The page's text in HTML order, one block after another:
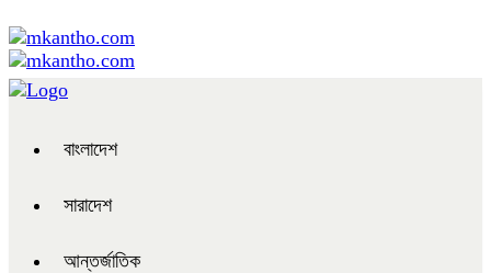
বাংলাদেশ
সারাদেশ
আন্তর্জাতিক